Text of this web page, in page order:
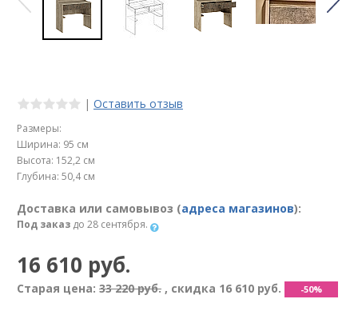
| Оставить отзыв
Размеры:
Ширина: 95 см
Высота: 152,2 см
Глубина: 50,4 см
Доставка или самовывоз (адреса магазинов):
Под заказ до 28 сентября.
16 610 руб.
Старая цена: 33 220 руб. , скидка 16 610 руб. -50%